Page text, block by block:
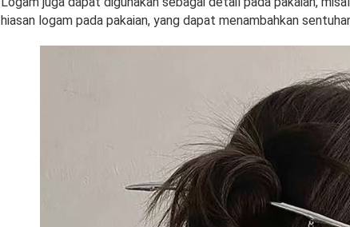
hiasan logam pada pakaian, yang dapat menambahkan